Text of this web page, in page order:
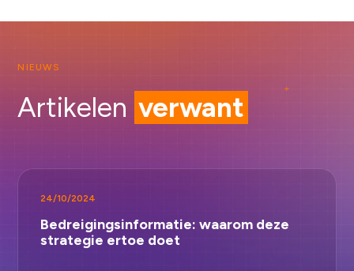
NIEUWS
Artikelen verwant
24/10/2024
Bedreigingsinformatie: waarom deze
strategie ertoe doet